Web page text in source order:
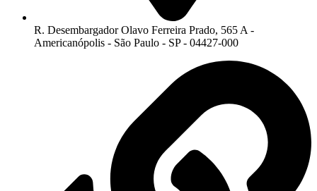
R. Desembargador Olavo Ferreira Prado, 565 A -
Americanópolis - São Paulo - SP - 04427-000